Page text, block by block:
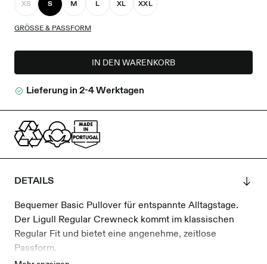
XS S M L XL XXL
GRÖSSE & PASSFORM
IN DEN WARENKORB
Lieferung in 2-4 Werktagen
DETAILS
Bequemer Basic Pullover für entspannte Alltagstage.
Der Ligull Regular Crewneck kommt im klassischen
Regular Fit und bietet eine angenehme, zeitlose
Passform.